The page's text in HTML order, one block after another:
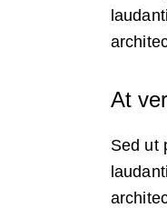
At
Sed ut